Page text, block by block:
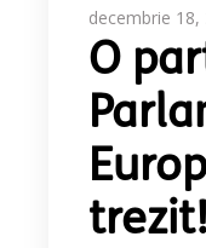
decembrie 18,
O